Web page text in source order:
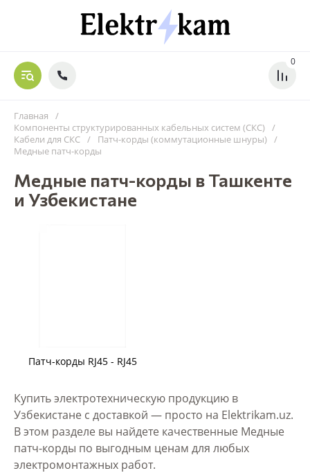
0
Главная
/
Компоненты структурированных кабельных систем (СКС) /
Кабели для СКС / Патч-корды (коммутационные шнуры) /
Медные патч-корды
Медные патч-корды в Ташкенте
и Узбекистане
Патч-корды RJ45 - RJ45
Купить электротехническую продукцию в
Узбекистане с доставкой — просто на Elektrikam.uz.
В этом разделе вы найдете качественные Медные
патч-корды по выгодным ценам для любых
электромонтажных работ.